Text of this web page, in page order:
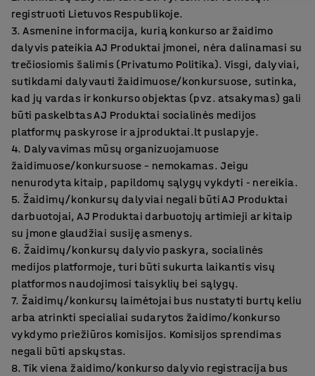
registruoti Lietuvos Respublikoje.
3. Asmenine informacija, kurią konkurso ar žaidimo
dalyvis pateikia AJ Produktai įmonei, nėra dalinamasi su
trečiosiomis šalimis (Privatumo Politika). Visgi, dalyviai,
sutikdami dalyvauti žaidimuose/konkursuose, sutinka,
kad jų vardas ir konkurso objektas (pvz. atsakymas) gali
būti paskelbtas AJ Produktai socialinės medijos
platformų paskyrose ir ajproduktai.lt puslapyje.
4. Dalyvavimas mūsų organizuojamuose
žaidimuose/konkursuose – nemokamas. Jeigu
nenurodyta kitaip, papildomų sąlygų vykdyti - nereikia.
5. Žaidimų/konkursų dalyviai negali būti AJ Produktai
darbuotojai, AJ Produktai darbuotojų artimieji ar kitaip
su įmone glaudžiai susiję asmenys.
6. Žaidimų/konkursų dalyvio paskyra, socialinės
medijos platformoje, turi būti sukurta laikantis visų
platformos naudojimosi taisyklių bei sąlygų.
7. Žaidimų/konkursų laimėtojai bus nustatyti burtų keliu
arba atrinkti specialiai sudarytos žaidimo/konkurso
vykdymo priežiūros komisijos. Komisijos sprendimas
negali būti apskųstas.
8. Tik viena žaidimo/konkurso dalyvio registracija bus